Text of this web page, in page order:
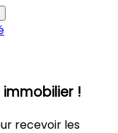
!
recevoir les